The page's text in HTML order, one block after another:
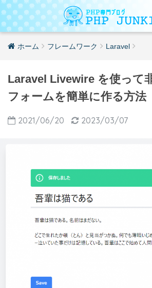
ホーム フレームワーク Laravel
Laravel Livewire を使って
フォームを簡単に作る方法
2021/06/20 2023/03/07